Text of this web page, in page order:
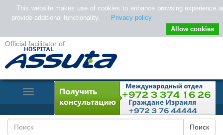
Official facilitator of
Toggle
Navigation
This website makes use of cookies to enhance browsing experience
provide additional functionality.
Privacy policy
Allow cookies